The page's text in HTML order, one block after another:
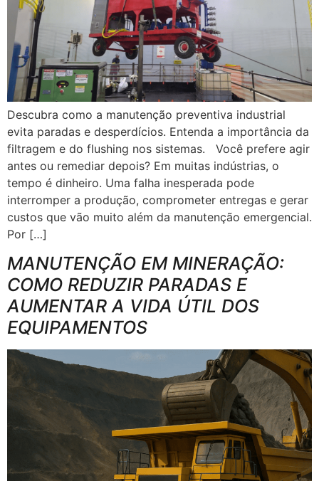
Descubra como a manutenção preventiva industrial
evita paradas e desperdícios. Entenda a importância da
filtragem e do flushing nos sistemas. Você prefere agir
antes ou remediar depois? Em muitas indústrias, o
tempo é dinheiro. Uma falha inesperada pode
interromper a produção, comprometer entregas e gerar
custos que vão muito além da manutenção emergencial.
Por […]
MANUTENÇÃO EM MINERAÇÃO:
COMO REDUZIR PARADAS E
AUMENTAR A VIDA ÚTIL DOS
EQUIPAMENTOS